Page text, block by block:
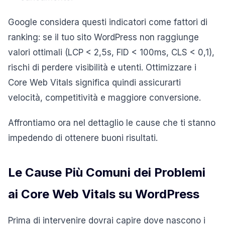
Google considera questi indicatori come fattori di
ranking: se il tuo sito WordPress non raggiunge
valori ottimali (LCP < 2,5s, FID < 100ms, CLS < 0,1),
rischi di perdere visibilità e utenti. Ottimizzare i
Core Web Vitals significa quindi assicurarti
velocità, competitività e maggiore conversione.
Affrontiamo ora nel dettaglio le cause che ti stanno
impedendo di ottenere buoni risultati.
Le Cause Più Comuni dei Problemi
ai Core Web Vitals su WordPress
Prima di intervenire dovrai capire dove nascono i